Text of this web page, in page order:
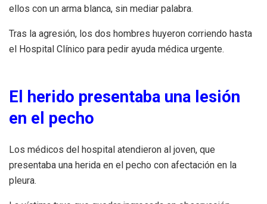
ellos con un arma blanca, sin mediar palabra.
Tras la agresión, los dos hombres huyeron corriendo hasta
el Hospital Clínico para pedir ayuda médica urgente.
El herido presentaba una lesión
en el pecho
Los médicos del hospital atendieron al joven, que
presentaba una herida en el pecho con afectación en la
pleura.